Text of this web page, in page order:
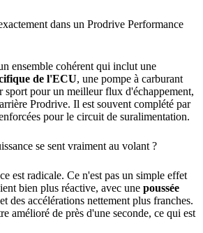
dans un Prodrive Performance
ensemble cohérent qui inclut une
de l'ECU, une pompe à carburant
sport pour un meilleur flux d'échappement,
Prodrive. Il est souvent complété par
pour le circuit de suralimentation.
se sent vraiment au volant ?
est radicale. Ce n'est pas un simple effet
bien plus réactive, avec une poussée
et des accélérations nettement plus franches.
amélioré de près d'une seconde, ce qui est